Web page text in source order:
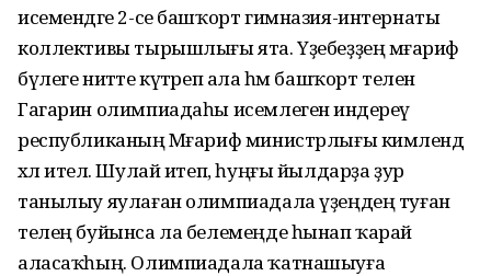
исемендәге 2-се башҡорт гимназия-интернаты
коллективы тырышлығы ята. Үҙебеҙҙең мәғариф
бүлеге ниәтте күтәреп ала һәм башҡорт телен
Гагарин олимпиадаһы исемлегенә индереү
республиканың Мәғариф министрлығы кимәлендә
хәл ителә. Шулай итеп, һуңғы йылдарҙа ҙур
танылыу яулаған олимпиадала үҙеңдең туған
телең буйынса ла белемеңде һынап ҡарай
аласаҡһың. Олимпиадала ҡатнашыуға